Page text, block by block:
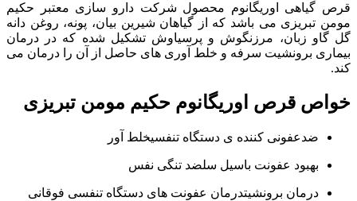
قرص گیاهی اوریگانوم محصول شرکت دارو سازی معتبر حکیم
مومن تبریزی می باشد که از گیاهان شیرین بیان، پونه، روغن دانه
گل گاو زبان، مرزنگوش و پرسیاوش تشکیل شده که در درمان
بیماری برونشیت سرفه و خلط آوری های حاصل از آن را درمان می
کند.
خواص قرص اوریگانوم حکیم مومن تبریزی
ضدعفونی کننده ی دستگاه تنفسیخلط آور
بهبود عفونت باسیل سلضد تنگی نفس
درمان برونشیتدرمان عفونت های دستگاه تنفسی فوقانی